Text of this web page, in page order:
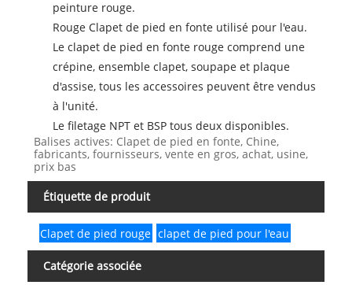
peinture rouge.
Rouge Clapet de pied en fonte utilisé pour l'eau.
Le clapet de pied en fonte rouge comprend une
crépine, ensemble clapet, soupape et plaque
d'assise, tous les accessoires peuvent être vendus
à l'unité.
Le filetage NPT et BSP tous deux disponibles.
Balises actives: Clapet de pied en fonte, Chine,
fabricants, fournisseurs, vente en gros, achat, usine,
prix bas
Étiquette de produit
Clapet de pied rouge clapet de pied pour l'eau
Catégorie associée